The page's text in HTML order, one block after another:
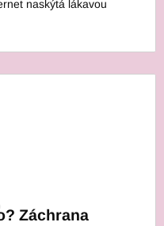
naskýtá lákavou
Záchrana